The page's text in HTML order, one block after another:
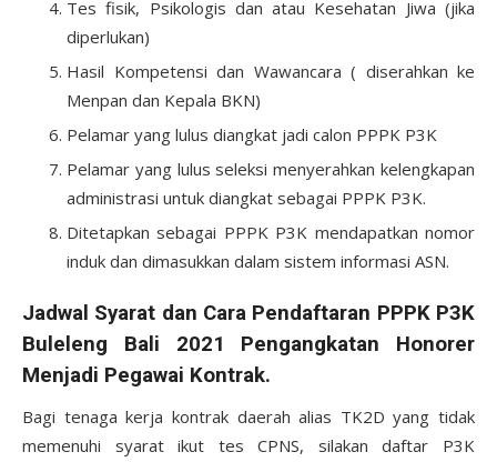
Tes fisik, Psikologis dan atau Kesehatan Jiwa (jika
diperlukan)
Hasil Kompetensi dan Wawancara ( diserahkan ke
Menpan dan Kepala BKN)
Pelamar yang lulus diangkat jadi calon PPPK P3K
Pelamar yang lulus seleksi menyerahkan kelengkapan
administrasi untuk diangkat sebagai PPPK P3K.
Ditetapkan sebagai PPPK P3K mendapatkan nomor
induk dan dimasukkan dalam sistem informasi ASN.
Jadwal Syarat dan Cara Pendaftaran PPPK P3K
Buleleng Bali 2021 Pengangkatan Honorer
Menjadi Pegawai Kontrak.
Bagi tenaga kerja kontrak daerah alias TK2D yang tidak
memenuhi syarat ikut tes CPNS, silakan daftar P3K